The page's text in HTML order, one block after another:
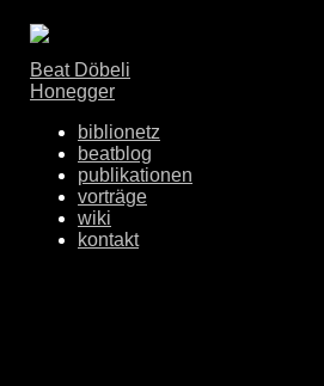
Beat Döbeli
Honegger
biblionetz
beatblog
publikationen
vorträge
wiki
kontakt